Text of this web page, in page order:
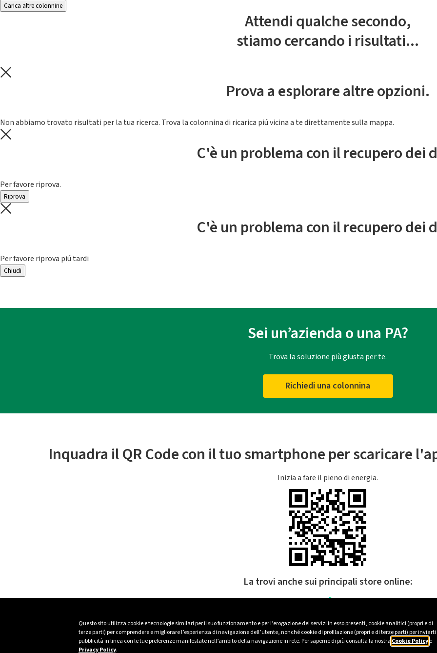
Questo sito utilizza cookie e tecnologie similari per il suo funzionamento e per l’erogazione dei servizi in esso presenti, cookie analitici (propri e di
terze parti) per comprendere e migliorare l’esperienza di navigazione dell’utente, nonché cookie di profilazione (propri e di terze parti) per inviarti
pubblicità in linea con le tue preferenze manifestate nell’ambito della navigazione in rete. Per saperne di più consulta la nostra Cookie Policye
Privacy Policy.
Carica altre colonnine
Attendi qualche secondo,
stiamo cercando i risultati...
Prova a esplorare altre opzioni.
Non abbiamo trovato risultati per la tua ricerca. Trova la colonnina di ricarica piú vicina a te direttamente sulla mappa.
C'è un problema con il recupero dei
Per favore riprova.
Riprova
C'è un problema con il recupero dei
Per favore riprova piú tardi
Chiudi
Sei un’azienda o una PA?
Trova la soluzione più giusta per te.
Richiedi una colonnina
Inquadra il QR Code con il tuo smartphone per scaricare
Inizia a fare il pieno di energia.
La trovi anche sui principali store online: